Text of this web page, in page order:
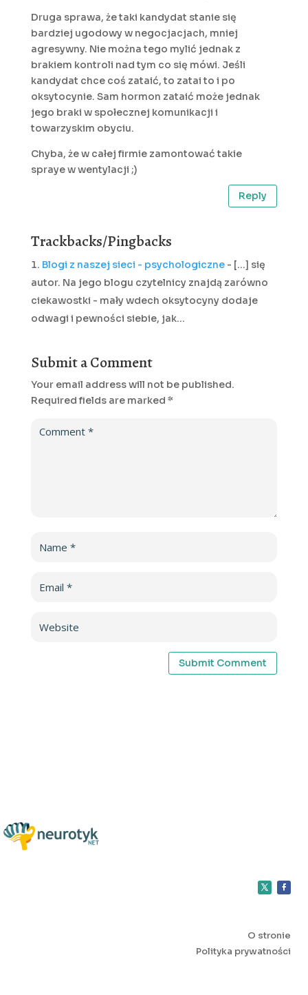
Druga sprawa, że taki kandydat stanie się
bardziej ugodowy w negocjacjach, mniej
agresywny. Nie można tego mylić jednak z
brakiem kontroli nad tym co się mówi. Jeśli
kandydat chce coś zataić, to zatai to i po
oksytocynie. Sam hormon zataić może jednak
jego braki w społecznej komunikacji i
towarzyskim obyciu.
Chyba, że w całej firmie zamontować takie
spraye w wentylacji ;)
Reply
Trackbacks/Pingbacks
Blogi z naszej sieci - psychologiczne- [...] się
autor. Na jego blogu czytelnicy znajdą zarówno
ciekawostki - mały wdech oksytocyny dodaje
odwagi i pewności siebie, jak…
Submit a Comment
Your email address will not be published.
Required fields are marked *
Submit Comment
O stronie
Polityka prywatności